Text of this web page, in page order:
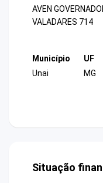
AVEN
VALADARES 714
Município
Unai
UF
MG
Situação